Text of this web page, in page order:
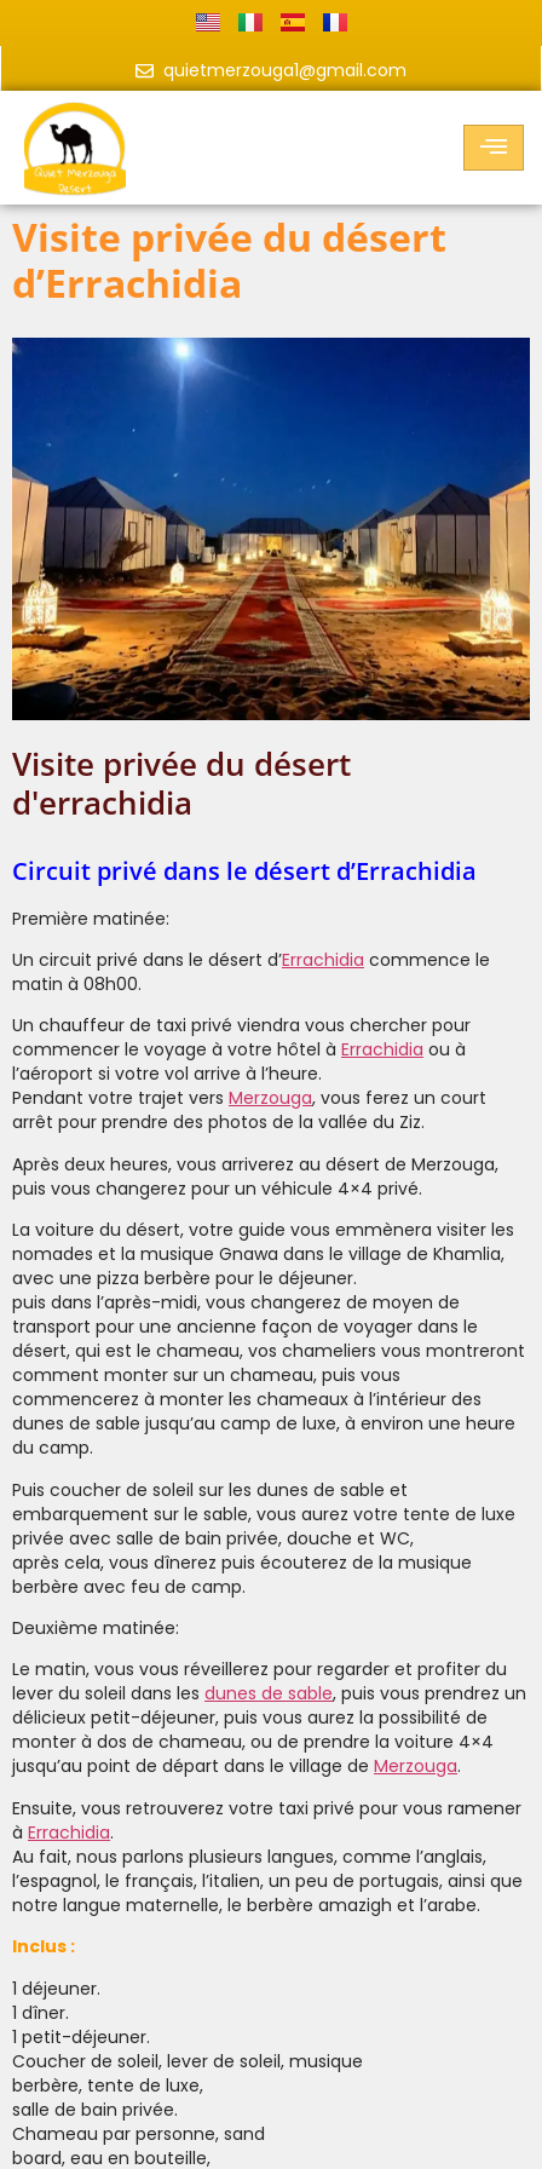
quietmerzouga1@gmail.com
Visite privée du désert
d’Errachidia
visite privée du désert
d'errachidia
Circuit privé dans le désert d’Errachidia
Première matinée:
Un circuit privé dans le désert d’Errachidia commence le
matin à 08h00.
Un chauffeur de taxi privé viendra vous chercher pour
commencer le voyage à votre hôtel à Errachidia ou à
l’aéroport si votre vol arrive à l’heure.
Pendant votre trajet vers Merzouga, vous ferez un court
arrêt pour prendre des photos de la vallée du Ziz.
Après deux heures, vous arriverez au désert de Merzouga,
puis vous changerez pour un véhicule 4×4 privé.
La voiture du désert, votre guide vous emmènera visiter les
nomades et la musique Gnawa dans le village de Khamlia,
avec une pizza berbère pour le déjeuner.
puis dans l’après-midi, vous changerez de moyen de
transport pour une ancienne façon de voyager dans le
désert, qui est le chameau, vos chameliers vous montreront
comment monter sur un chameau, puis vous
commencerez à monter les chameaux à l’intérieur des
dunes de sable jusqu’au camp de luxe, à environ une heure
du camp.
Puis coucher de soleil sur les dunes de sable et
embarquement sur le sable, vous aurez votre tente de luxe
privée avec salle de bain privée, douche et WC,
après cela, vous dînerez puis écouterez de la musique
berbère avec feu de camp.
Deuxième matinée:
Le matin, vous vous réveillerez pour regarder et profiter du
lever du soleil dans les dunes de sable, puis vous prendrez un
délicieux petit-déjeuner, puis vous aurez la possibilité de
monter à dos de chameau, ou de prendre la voiture 4×4
jusqu’au point de départ dans le village de Merzouga.
Ensuite, vous retrouverez votre taxi privé pour vous ramener
à Errachidia.
Au fait, nous parlons plusieurs langues, comme l’anglais,
l’espagnol, le français, l’italien, un peu de portugais, ainsi que
notre langue maternelle, le berbère amazigh et l’arabe.
Inclus :
1 déjeuner.
1 dîner.
1 petit-déjeuner.
Coucher de soleil, lever de soleil, musique
berbère, tente de luxe,
salle de bain privée.
Chameau par personne, sand
board, eau en bouteille,